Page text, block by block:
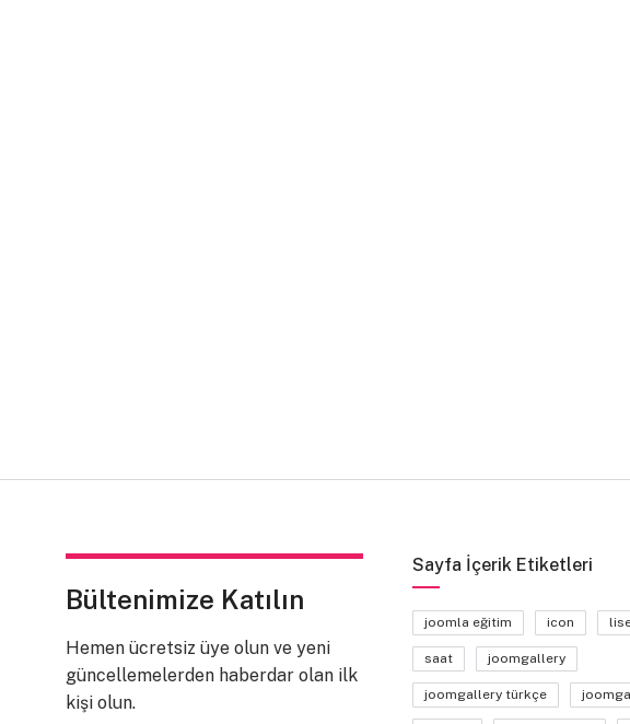
Bültenimize Katılın
Hemen ücretsiz üye olun ve yeni
güncellemelerden haberdar olan ilk
kişi olun.
Sayfa İçerik Etiketleri
joomla eğitim icon
saat joomgallery
joomgallery türkçe